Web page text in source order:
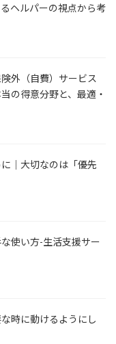
ヘルパーの視点から考
外（自費）サービス
の得意分野と、最適・
｜大切なのは「優先
使い方-生活支援サー
時に動けるようにし